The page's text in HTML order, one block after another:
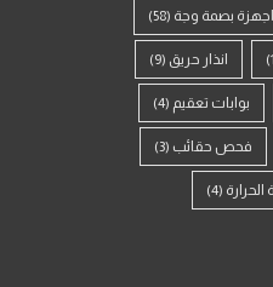
اجهزة بصمة وجة (58)
انذار حريق (9)
بوابات تعقيم (4)
فحص حقائب (3)
(4)